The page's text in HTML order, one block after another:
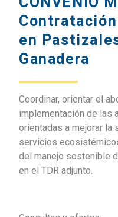
en
Ganadera
Coordinar, orientar el
implementación de las
orientadas a mejorar
servicios
del manejo sostenible
en el TDR adjunto.